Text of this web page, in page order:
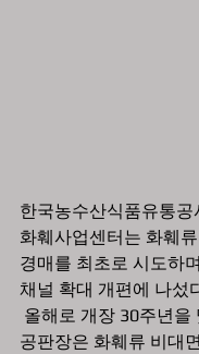
한국농수산식품유통공
화훼사업센터는 화훼
경매를 최초로 시도하
채널 확대 개편에 나섰
공판장은 화훼류 비대